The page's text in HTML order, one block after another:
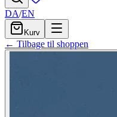
DA/EN
Kurv
← Tilbage til shoppen